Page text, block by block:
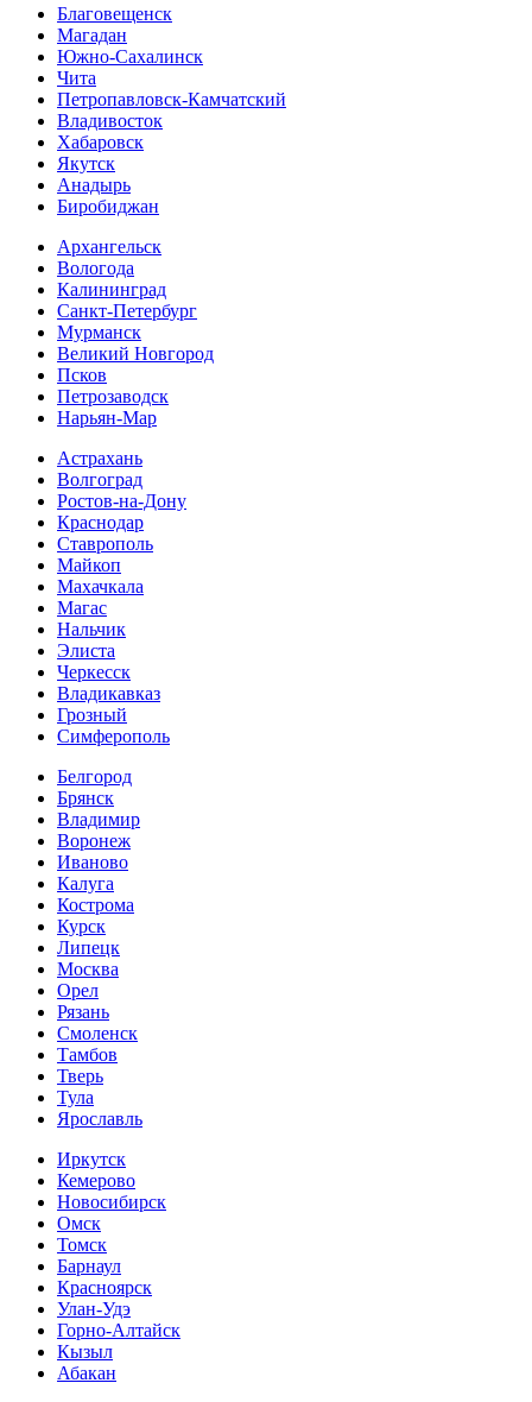
Благовещенск
Магадан
Южно-Сахалинск
Чита
Петропавловск-Камчатский
Владивосток
Хабаровск
Якутск
Анадырь
Биробиджан
Архангельск
Вологода
Калининград
Санкт-Петербург
Мурманск
Великий Новгород
Псков
Петрозаводск
Нарьян-Мар
Астрахань
Волгоград
Ростов-на-Дону
Краснодар
Ставрополь
Майкоп
Махачкала
Магас
Нальчик
Элиста
Черкесск
Владикавказ
Грозный
Симферополь
Белгород
Брянск
Владимир
Воронеж
Иваново
Калуга
Кострома
Курск
Липецк
Москва
Орел
Рязань
Смоленск
Тамбов
Тверь
Тула
Ярославль
Иркутск
Кемерово
Новосибирск
Омск
Томск
Барнаул
Красноярск
Улан-Удэ
Горно-Алтайск
Кызыл
Абакан